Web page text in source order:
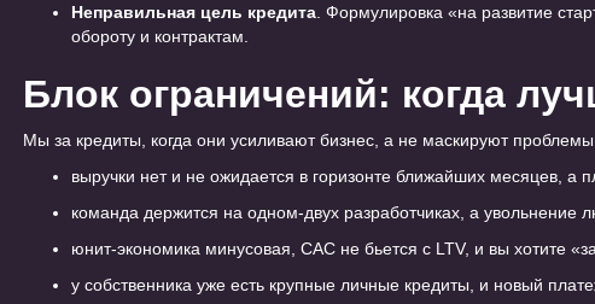
Неправильная цель кредита . Формулировка «на развитие
обороту и контрактам.
Блок ограничений: когда
Мы за кредиты, когда они усиливают бизнес, а не маскируют
выручки нет и не ожидается в горизонте ближайших месяцев, а
команда держится на одном-двух разработчиках, а увольнение
юнит-экономика минусовая, CAC не бьется с LTV, и вы хотите
у собственника уже есть крупные личные кредиты, и новый